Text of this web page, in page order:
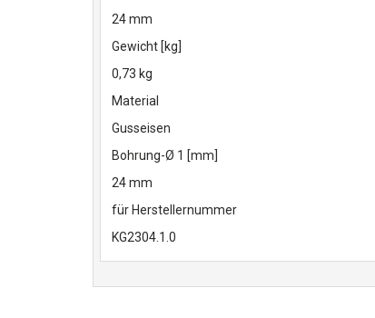
24 mm
Gewicht [kg]
0,73 kg
Material
Gusseisen
Bohrung-Ø 1 [mm]
24 mm
für Herstellernummer
KG2304.1.0